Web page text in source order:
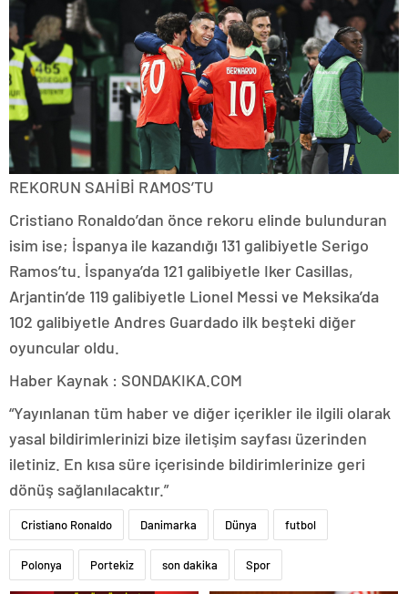
REKORUN SAHİBİ RAMOS’TU
Cristiano Ronaldo’dan önce rekoru elinde bulunduran
isim ise; İspanya ile kazandığı 131 galibiyetle Serigo
Ramos’tu. İspanya’da 121 galibiyetle Iker Casillas,
Arjantin’de 119 galibiyetle Lionel Messi ve Meksika’da
102 galibiyetle Andres Guardado ilk beşteki diğer
oyuncular oldu.
Haber Kaynak : SONDAKIKA.COM
“Yayınlanan tüm haber ve diğer içerikler ile ilgili olarak
yasal bildirimlerinizi bize iletişim sayfası üzerinden
iletiniz. En kısa süre içerisinde bildirimlerinize geri
dönüş sağlanılacaktır.”
Cristiano Ronaldo Danimarka Dünya futbol
Polonya Portekiz son dakika Spor